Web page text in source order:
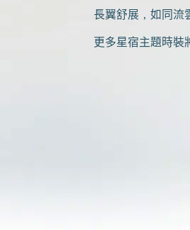
長翼舒展，如同流雲
更多星宿主題時裝將